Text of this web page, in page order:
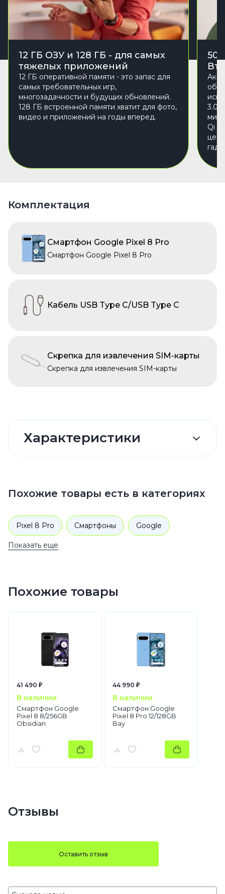
12 ГБ ОЗУ и 128 ГБ - для самых
тяжелых приложений
12 ГБ оперативной памяти - это запас для
самых требовательных игр,
многозадачности и будущих обновлений.
128 ГБ встроенной памяти хватит для фото,
видео и приложений на годы вперед.
Вт
3.0)
Qi и
Комплектация
Смартфон Google Pixel 8 Pro
Смартфон Google Pixel 8 Pro
Кабель USB Type C/USB Type C
Скрепка для извлечения SIM-карты
Скрепка для извлечения SIM-карты
Характеристики
Похожие товары есть в категориях
Pixel 8 Pro Смартфоны Google
Показать еще
Похожие товары
41 490 ₽
В наличии
Смартфон Google
Pixel 8 8/256GB
Obsidian
44 990 ₽
В наличии
Смартфон Google
Pixel 8 Pro 12/128GB
Bay
Отзывы
Оставить отзыв